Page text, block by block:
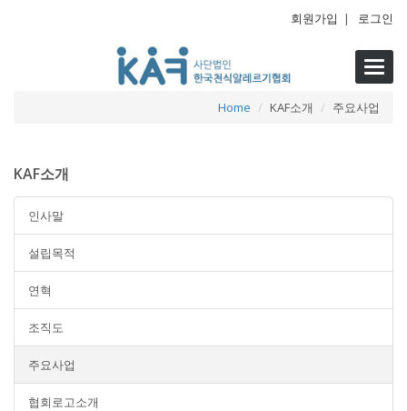
회원가입 | 로그인
Home
KAF소개 주요사업
KAF소개
인사말
설립목적
연혁
조직도
주요사업
협회로고소개